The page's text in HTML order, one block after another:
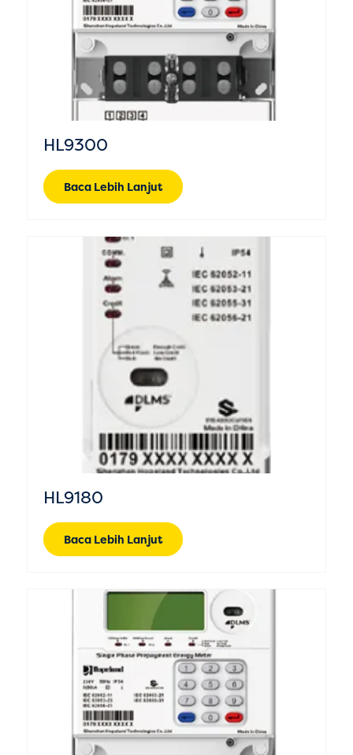
HL9300
Baca Lebih Lanjut
HL9180
Baca Lebih Lanjut